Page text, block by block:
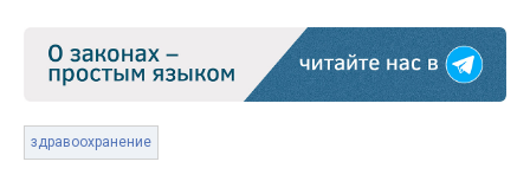
здравоохранение